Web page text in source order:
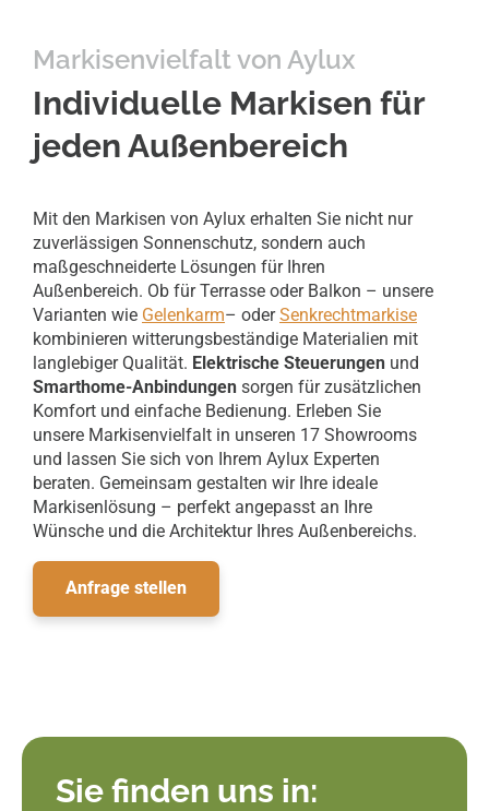
Markisen­vielfalt von Aylux
Individuelle Markisen für
jeden Außenbereich
Mit den Markisen von Aylux erhalten Sie nicht nur
zuverlässigen Sonnenschutz, sondern auch
maßgeschneiderte Lösungen für Ihren
Außenbereich. Ob für Terrasse oder Balkon – unsere
Varianten wie Gelenkarm– oderSenkrechtmarkise
kombinieren witterungsbeständige Materialien mit
langlebiger Qualität. Elektrische Steuerungen und
Smarthome-Anbindungen sorgen für zusätzlichen
Komfort und einfache Bedienung. Erleben Sie
unsere Markisenvielfalt in unseren 17 Showrooms
und lassen Sie sich von Ihrem Aylux Experten
beraten. Gemeinsam gestalten wir Ihre ideale
Markisenlösung – perfekt angepasst an Ihre
Wünsche und die Architektur Ihres Außenbereichs.
Anfrage stellen
Sie finden uns in: